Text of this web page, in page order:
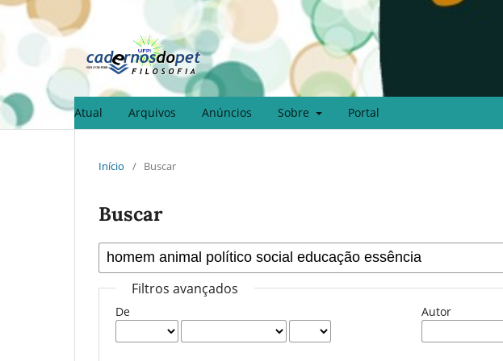
Atual Arquivos Anúncios Sobre Portal
Início / Buscar
Buscar
Filtros avançados
De Autor